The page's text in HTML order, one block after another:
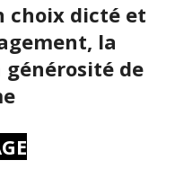
choix dicté et
la
de